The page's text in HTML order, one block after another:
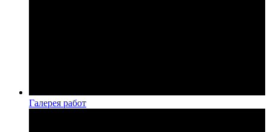
Галерея работ